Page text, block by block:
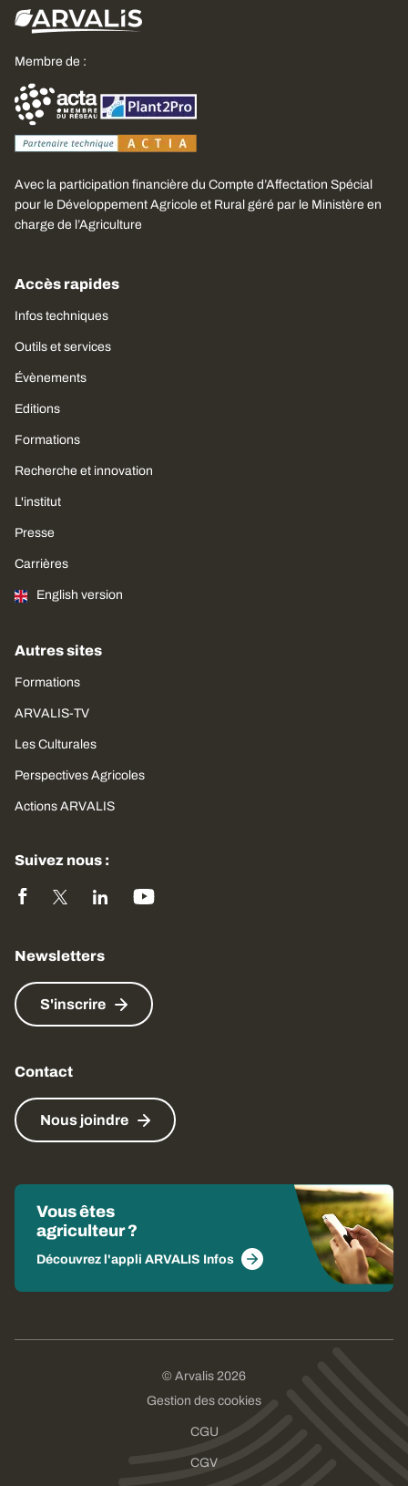
Membre de :
Avec la participation financière du Compte d’Affectation Spécial
pour le Développement Agricole et Rural géré par le Ministère en
charge de l’Agriculture
Accès rapides
Infos techniques
Outils et services
Évènements
Editions
Formations
Recherche et innovation
L'institut
Presse
Carrières
English version
Autres sites
Formations
ARVALIS-TV
Les Culturales
Perspectives Agricoles
Actions ARVALIS
Suivez nous :
Newsletters
S'inscrire
Contact
Nous joindre
Vous êtes
agriculteur ?
Découvrez l'appli ARVALIS Infos
© Arvalis 2026
Gestion des cookies
CGU
CGV